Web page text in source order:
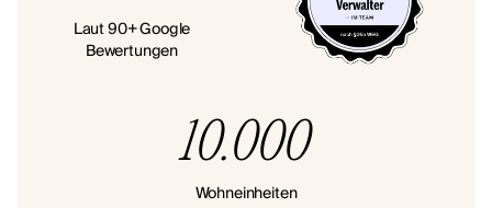
Laut 90+ Google
Bewertungen
10.000
Wohneinheiten